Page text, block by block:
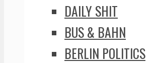
DAILY SHIT
BUS & BAHN
BERLIN POLITICS